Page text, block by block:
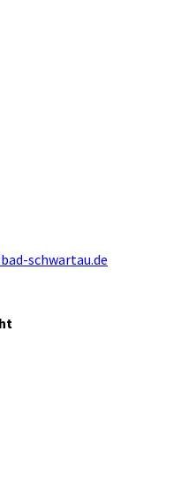
schwartau.de